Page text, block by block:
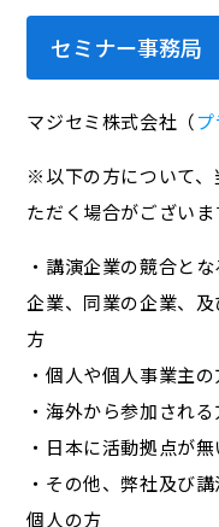
セミナー事務局
マジセミ株式会社（
※以下の方について、
ただく場合がございま
・講演企業の競合と
企業、同業の企業、
方
・個人や個人事業主の
・海外から参加される
・日本に活動拠点が
・その他、弊社及び
個人の方